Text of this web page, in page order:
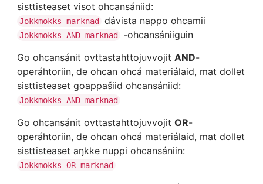
sisttisteaset visot ohcansániid:
Jokkmokks marknad dávista nappo ohcamii
Jokkmokks AND marknad
-ohcansániiguin
Go ohcansánit ovttastahttojuvvojit AND-
operáhtoriin, de ohcan ohcá materiálaid, mat dollet
sisttisteaset goappašiid ohcansániid:
Jokkmokks AND marknad
Go ohcansánit ovttastahttojuvvojit OR-
operáhtoriin, de ohcan ohcá materiálaid, mat dollet
sisttisteaset aŋkke nuppi ohcansániin:
Jokkmokks OR marknad